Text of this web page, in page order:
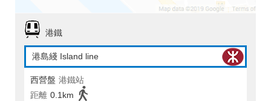
港鐵
港島綫 Island line
西營盤 港鐵站
距離 0.1km